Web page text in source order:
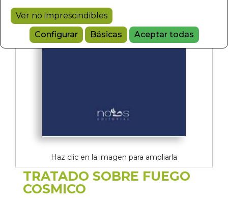
Ver no imprescindibles
Configurar
Básicas Aceptar todas
Haz clic en la imagen para ampliarla
TRATADO SOBRE FUEGO
COSMICO